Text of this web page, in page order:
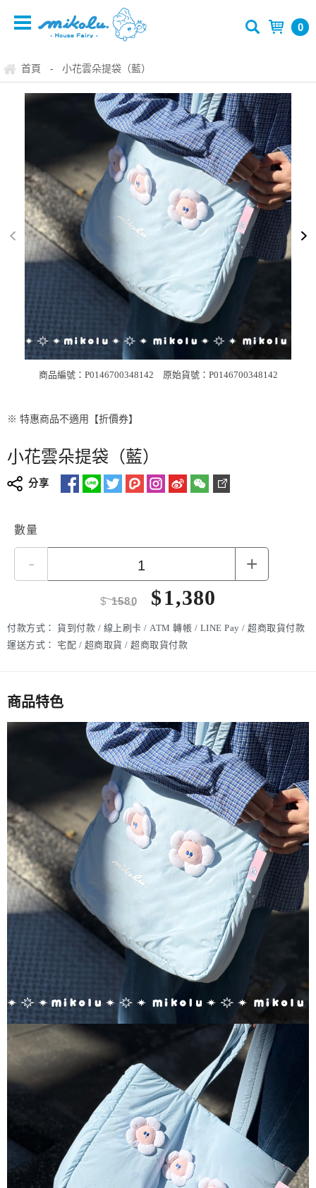
0
首頁 - 小花雲朵提袋（藍）
商品編號：P0146700348142 原始貨號：P0146700348142
※ 特惠商品不適用【折價券】
小花雲朵提袋（藍）
分享
數量
- +
$1580 $1,380
付款方式：
貨到付款 / 線上刷卡 / ATM 轉帳 / LINE Pay / 超商取貨付款
運送方式：
宅配 / 超商取貨 / 超商取貨付款
商品特色